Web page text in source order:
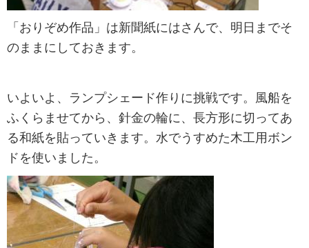
「おりぞめ作品」は新聞紙にはさんで、明日までそ
のままにしておきます。
いよいよ、ランプシェード作りに挑戦です。風船を
ふくらませてから、針金の輪に、長方形に切ってあ
る和紙を貼っていきます。水でうすめた木工用ボン
ドを使いました。